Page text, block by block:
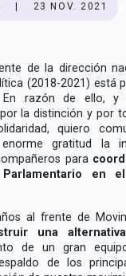
23 NOV. 2021
de la dirección
(2018-2021) está
En razón de ello, y
la distinción y por
quiero
gratitud la
para
en
al frente de
una
de un gran
de los